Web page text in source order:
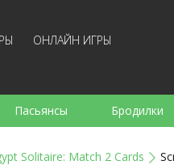
ОНЛАЙН ИГРЫ
Пасьянсы Бродилки
Solitaire: Match 2 Cards